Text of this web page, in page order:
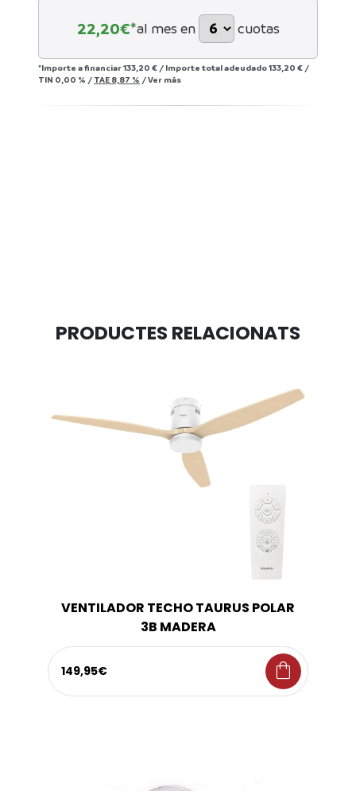
22,20€*al mes en cuotas
*Importe a financiar133,20 € / Importe total adeudado133,20 € /
TIN 0,00 % / TAE 8,87 % /Ver más
PRODUCTES RELACIONATS
VENTILADOR TECHO TAURUS POLAR
3B MADERA
149,95€ shopping_bag